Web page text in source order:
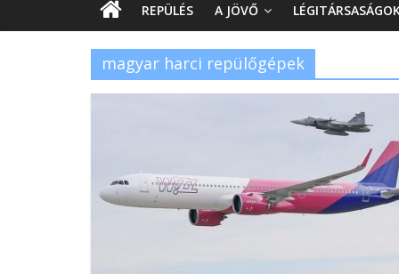
REPÜLÉS A JÖVŐ
magyar harci repülőgépek